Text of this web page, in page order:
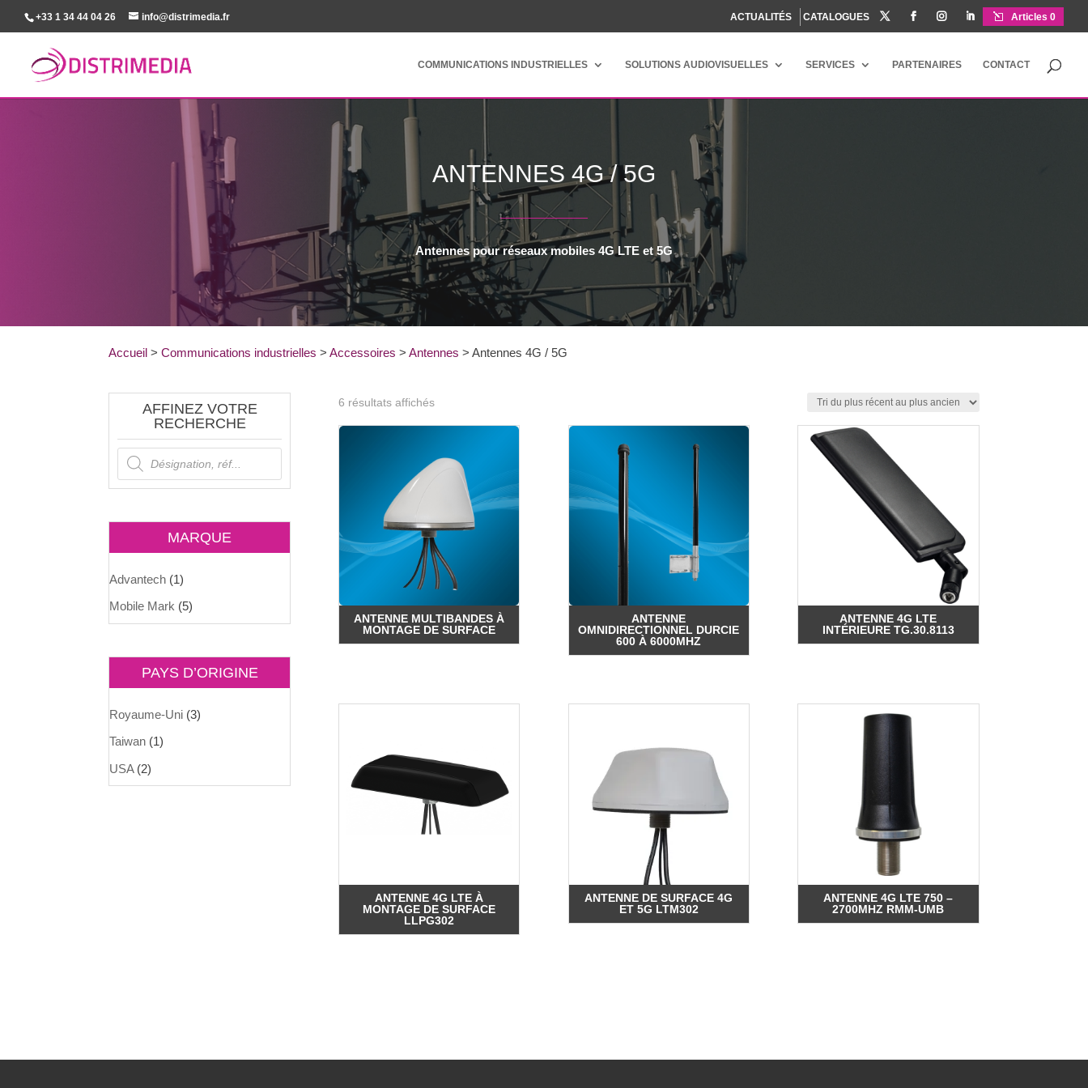
+33 1 34 44 04 26 info@distrimedia.fr ACTUALITÉS CATALOGUES     Articles 0
COMMUNICATIONS INDUSTRIELLES SOLUTIONS AUDIOVISUELLES SERVICES PARTENAIRES CONTACT
ANTENNES 4G / 5G
Antennes pour réseaux mobiles 4G LTE et 5G
Accueil >Communications industrielles >Accessoires >Antennes >Antennes 4G / 5G
AFFINEZ VOTRE
RECHERCHE
Recherche
de
produits
MARQUE
Advantech (1)
Mobile Mark (5)
PAYS D’ORIGINE
Royaume-Uni (3)
Taiwan (1)
USA (2)
6 résultats affichésTrié
récent
ancien
ANTENNE MULTIBANDES À
MONTAGE DE SURFACE
ANTENNE
OMNIDIRECTIONNEL DURCIE
600 À 6000MHZ
ANTENNE 4G LTE
INTÉRIEURE TG.30.8113
ANTENNE 4G LTE À
MONTAGE DE SURFACE
LLPG302
ANTENNE DE SURFACE 4G
ET 5G LTM302
ANTENNE 4G LTE 750 –
2700MHZ RMM-UMB